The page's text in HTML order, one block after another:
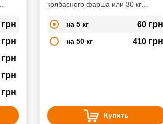
грн
грн
грн
грн
грн
колбасного фарша или 30 кг
на 5 кг
60 грн
на 50 кг 410 грн
Купить